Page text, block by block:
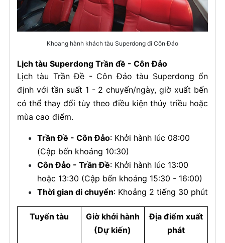
Khoang hành khách tàu Superdong đi Côn Đảo
Lịch tàu Superdong Trần đề - Côn Đảo
Lịch tàu Trần Đề - Côn Đảo tàu Superdong ổn
định với tần suất 1 - 2 chuyến/ngày, giờ xuất bến
có thể thay đổi tùy theo điều kiện thủy triều hoặc
mùa cao điểm.
Trần Đề - Côn Đảo: Khởi hành lúc 08:00
(Cập bến khoảng 10:30)
Côn Đảo - Trần Đề: Khởi hành lúc 13:00
hoặc 13:30 (Cập bến khoảng 15:30 - 16:00)
Thời gian di chuyển: Khoảng 2 tiếng 30 phút
Tuyến tàu
Giờ khởi hành
(Dự kiến)
Địa điểm xuất
phát